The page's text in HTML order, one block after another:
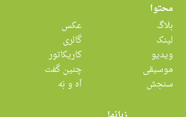
محتوا
بلاگ
لینک
ویدیو
موسیقی
سنجش
عکس
گالری
کاریکاتور
چنین گفت
اَه و بَه